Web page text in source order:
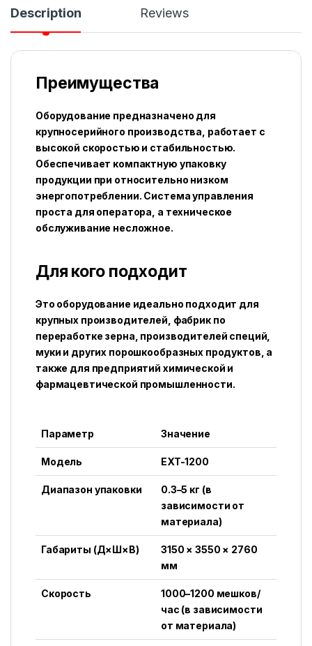
Description Reviews
Преимущества
Оборудование предназначено для
крупносерийного производства, работает с
высокой скоростью и стабильностью.
Обеспечивает компактную упаковку
продукции при относительно низком
энергопотреблении. Система управления
проста для оператора, а техническое
обслуживание несложное.
Для кого подходит
Это оборудование идеально подходит для
крупных производителей, фабрик по
переработке зерна, производителей специй,
муки и других порошкообразных продуктов, а
также для предприятий химической и
фармацевтической промышленности.
Параметр Значение
Модель EXT-1200
Диапазон упаковки
0.3–5 кг (в
зависимости от
материала)
Габариты (Д×Ш×В)
3150 × 3550 × 2760
мм
Скорость
1000–1200 мешков/
час (в зависимости
от материала)